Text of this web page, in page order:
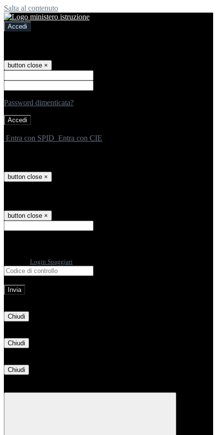
Salta al contenuto
Accedi
button close ×
Password dimenticata?
Entra con SPID Entra con CIE
button close ×
button close ×
Login Spaggiari
Chiudi
Chiudi
Chiudi